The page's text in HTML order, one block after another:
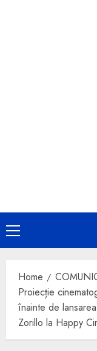
Primary
Menu
Home
Proiecție
înainte de
Zorillo la Happy